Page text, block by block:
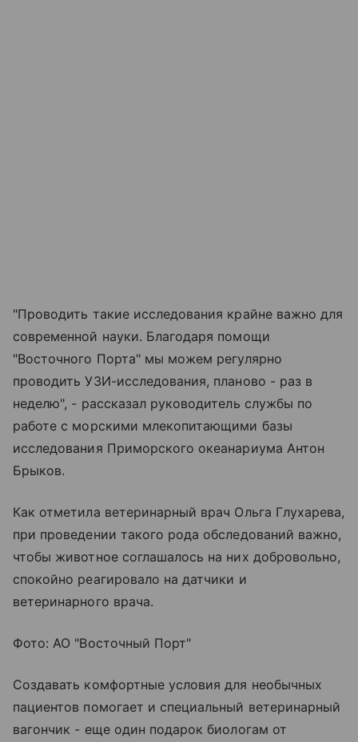
"Проводить такие исследования крайне важно для
современной науки. Благодаря помощи
"Восточного Порта" мы можем регулярно
проводить УЗИ-исследования, планово - раз в
неделю", - рассказал руководитель службы по
работе с морскими млекопитающими базы
исследования Приморского океанариума Антон
Брыков.
Как отметила ветеринарный врач Ольга Глухарева,
при проведении такого рода обследований важно,
чтобы животное соглашалось на них добровольно,
спокойно реагировало на датчики и
ветеринарного врача.
Фото: АО "Восточный Порт"
Создавать комфортные условия для необычных
пациентов помогает и специальный ветеринарный
вагончик - еще один подарок биологам от